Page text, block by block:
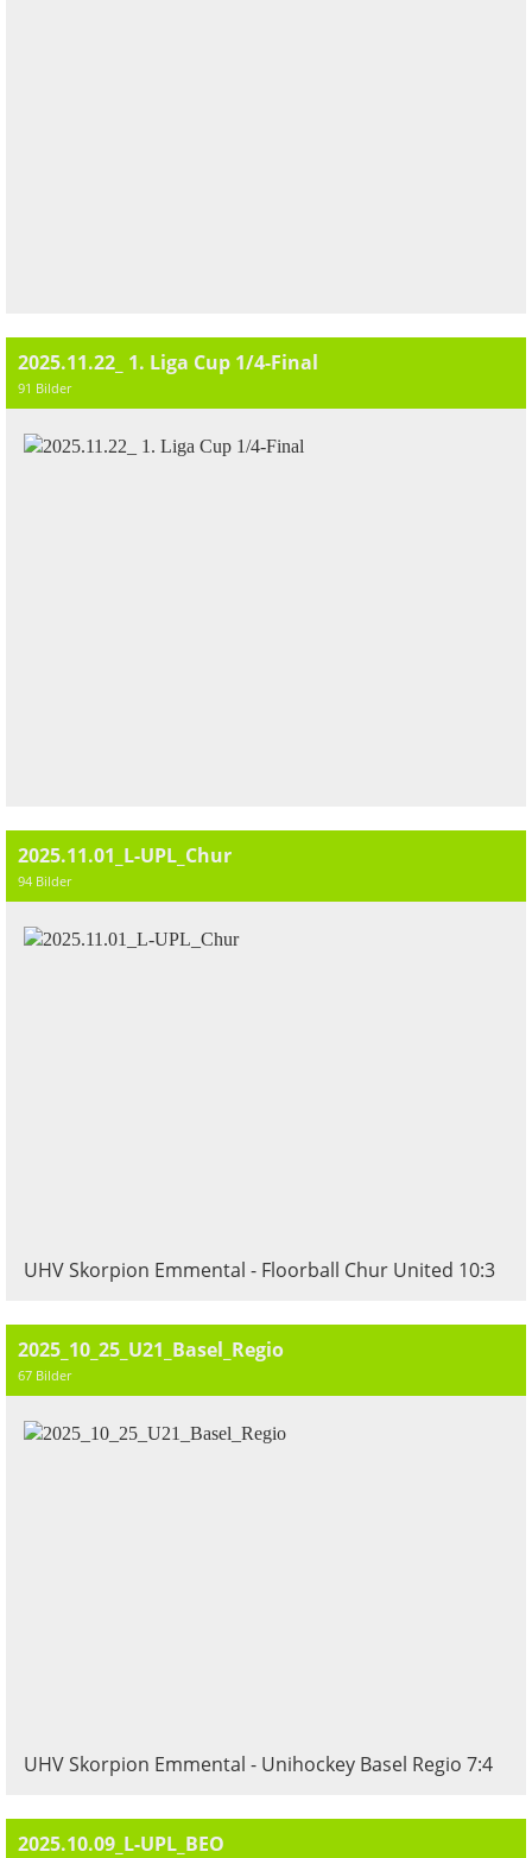
2025.11.22_ 1. Liga Cup 1/4-Final
91 Bilder
2025.11.01_L-UPL_Chur
94 Bilder
UHV Skorpion Emmental - Floorball Chur United 10:3
2025_10_25_U21_Basel_Regio
67 Bilder
UHV Skorpion Emmental - Unihockey Basel Regio 7:4
2025.10.09_L-UPL_BEO